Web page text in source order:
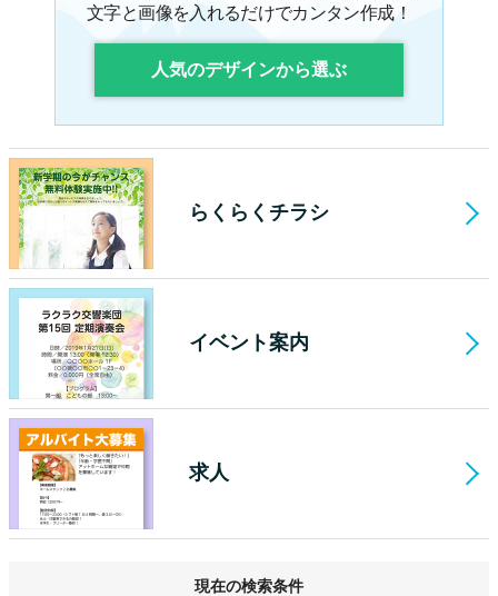
文字と画像を入れるだけでカンタン作成！
人気のデザインから選ぶ
らくらくチラシ
イベント案内
求人
現在の検索条件